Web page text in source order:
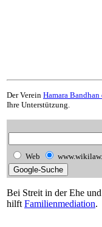
Der Verein Hamara Bandhan
Ihre Unterstützung.
Web
Bei Streit in der Ehe
hilft Familienmediation.